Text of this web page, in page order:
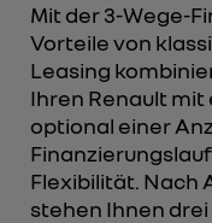
Mit der 3-Wege-
Vorteile von
Leasing
Ihren Renault
optional einer
Flexibilität. Nach
stehen Ihnen